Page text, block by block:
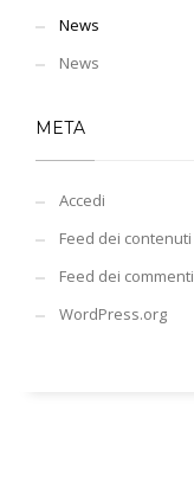
News
News
META
Accedi
Feed dei contenuti
Feed dei commenti
WordPress.org